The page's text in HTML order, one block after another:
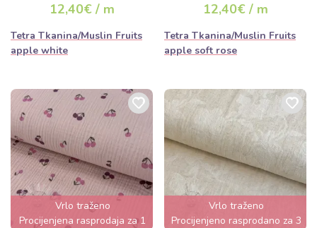
12,40€ / m
Tetra Tkanina/Muslin Fruits
apple white
12,40€ / m
Tetra Tkanina/Muslin Fruits
apple soft rose
Vrlo traženo
Procijenjena rasprodaja za 1
Vrlo traženo
Procijenjeno rasprodano za 3